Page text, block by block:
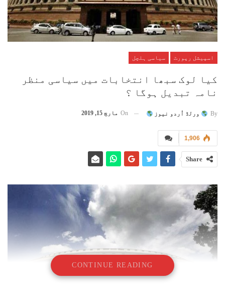
اسپیشل رپورٹ سیاسی ہلچل
کیا لوک سبھا انتخابات میں سیاسی منظر
نامہ تبدیل ہوگا ؟
By ورلڈ اُردو نیوز On مارچ 15, 2019
1,906
Share
CONTINUE READING